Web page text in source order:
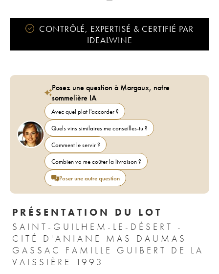
CONTRÔLÉ, EXPERTISÉ & CERTIFIÉ PAR
IDEALWINE
Posez une question à Margaux, notre
sommelière IA
Avec quel plat l'accorder ?
Quels vins similaires me conseilles-tu ?
Comment le servir ?
Combien va me coûter la livraison ?
Poser une autre question
PRÉSENTATION DU LOT
SAINT-GUILHEM-LE-DÉSERT -
CITÉ D'ANIANE MAS DAUMAS
GASSAC FAMILLE GUIBERT DE LA
VAISSIÈRE 1993